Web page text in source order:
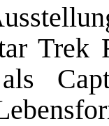
Trek